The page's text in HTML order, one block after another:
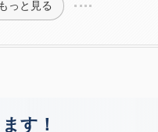
もっと見る
す！